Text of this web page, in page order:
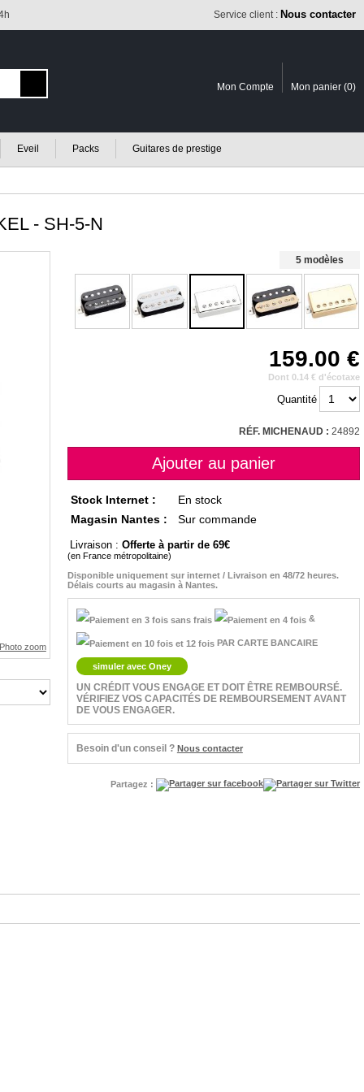
Service client : Nous contacter
Mon Compte Mon panier (0)
Eveil Packs Guitares de prestige
- SH-5-N
5 modèles
159.00
Dont 0.14 € d'écotaxe
Quantité
RÉF. MICHENAUD : 24892
Stock Internet :
En stock
Magasin Nantes :
Sur commande
Livraison : Offerte à partir de 69
(en France métropolitaine)
Disponible uniquement sur internet / Livraison en 48/72 heures.
Délais courts au magasin à Nantes.
&
PAR CARTE BANCAIRE
simuler avec Oney
UN CRÉDIT VOUS ENGAGE ET DOIT ÊTRE REMBOURSÉ.
VÉRIFIEZ VOS CAPACITÉS DE REMBOURSEMENT AVANT
DE VOUS ENGAGER.
Besoin d'un conseil ? Nous contacter
Partagez :